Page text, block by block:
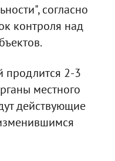
согласно
контроля над
продлится 2-3
местного
действующие